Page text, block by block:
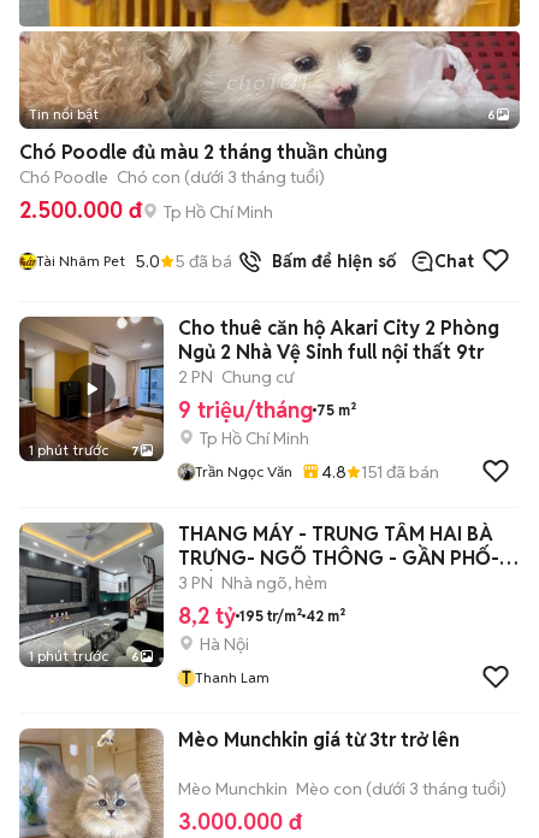
+2
Tin nổi bật 6
Chó Poodle đủ màu 2 tháng thuần chủng
Chó Poodle Chó con (dưới 3 tháng tuổi)
2.500.000 đ Tp Hồ Chí Minh
Tài Nhâm Pet 5.0 5 đã bán Bấm để hiện số Chat
1 phút trước 7
Cho thuê căn hộ Akari City 2 Phòng
Ngủ 2 Nhà Vệ Sinh full nội thất 9tr
2 PN Chung cư
9 triệu/tháng 75 m²
Tp Hồ Chí Minh
Trần Ngọc Văn 4.8 151 đã bán
1 phút trước 6
THANG MÁY - TRUNG TÂM HAI BÀ
TRƯNG- NGÕ THÔNG - GẦN PHỐ-
NHÀ ĐẸP -FULL
3 PN Nhà ngõ, hẻm
8,2 tỷ 195 tr/m² 42 m²
Hà Nội
T Thanh Lam
Mèo Munchkin giá từ 3tr trở lên
Mèo Munchkin Mèo con (dưới 3 tháng tuổi)
3.000.000 đ